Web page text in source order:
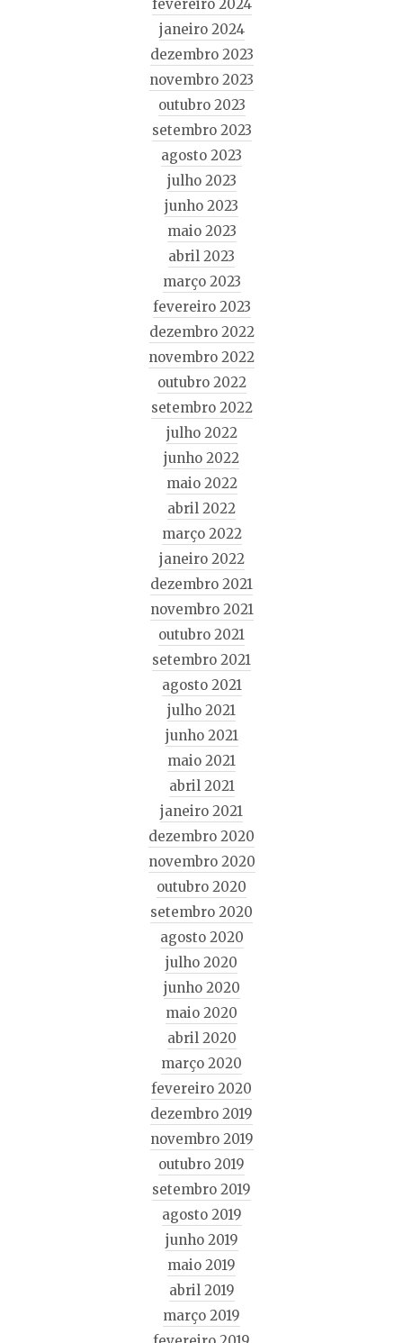
fevereiro 2024
janeiro 2024
dezembro 2023
novembro 2023
outubro 2023
setembro 2023
agosto 2023
julho 2023
junho 2023
maio 2023
abril 2023
março 2023
fevereiro 2023
dezembro 2022
novembro 2022
outubro 2022
setembro 2022
julho 2022
junho 2022
maio 2022
abril 2022
março 2022
janeiro 2022
dezembro 2021
novembro 2021
outubro 2021
setembro 2021
agosto 2021
julho 2021
junho 2021
maio 2021
abril 2021
janeiro 2021
dezembro 2020
novembro 2020
outubro 2020
setembro 2020
agosto 2020
julho 2020
junho 2020
maio 2020
abril 2020
março 2020
fevereiro 2020
dezembro 2019
novembro 2019
outubro 2019
setembro 2019
agosto 2019
junho 2019
maio 2019
abril 2019
março 2019